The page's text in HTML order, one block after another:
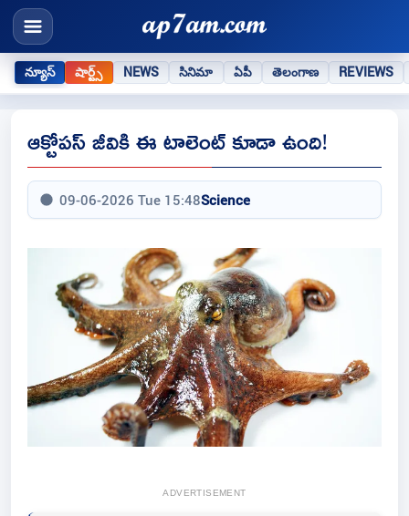
న్యూస్ షార్ట్స్ NEWS సినిమా ఏపీ తెలంగాణ REVIEWS
ఆక్టోపస్ జీవికి ఈ టాలెంట్ కూడా ఉంది!
09-06-2026 Tue 15:48Science
ADVERTISEMENT